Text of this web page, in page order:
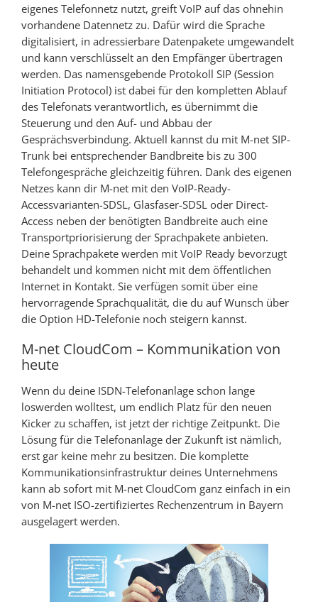
eigenes Telefonnetz nutzt, greift VoIP auf das ohnehin
vorhandene Datennetz zu. Dafür wird die Sprache
digitalisiert, in adressierbare Datenpakete umgewandelt
und kann verschlüsselt an den Empfänger übertragen
werden. Das namensgebende Protokoll SIP (Session
Initiation Protocol) ist dabei für den kompletten Ablauf
des Telefonats verantwortlich, es übernimmt die
Steuerung und den Auf- und Abbau der
Gesprächsverbindung. Aktuell kannst du mit M-net SIP-
Trunk bei entsprechender Bandbreite bis zu 300
Telefongespräche gleichzeitig führen. Dank des eigenen
Netzes kann dir M-net mit den VoIP-Ready-
Accessvarianten-SDSL, Glasfaser-SDSL oder Direct-
Access neben der benötigten Bandbreite auch eine
Transportpriorisierung der Sprachpakete anbieten.
Deine Sprachpakete werden mit VoIP Ready bevorzugt
behandelt und kommen nicht mit dem öffentlichen
Internet in Kontakt. Sie verfügen somit über eine
hervorragende Sprachqualität, die du auf Wunsch über
die Option HD-Telefonie noch steigern kannst.
M-net CloudCom – Kommunikation von
heute
Wenn du deine ISDN-Telefonanlage schon lange
loswerden wolltest, um endlich Platz für den neuen
Kicker zu schaffen, ist jetzt der richtige Zeitpunkt. Die
Lösung für die Telefonanlage der Zukunft ist nämlich,
erst gar keine mehr zu besitzen. Die komplette
Kommunikationsinfrastruktur deines Unternehmens
kann ab sofort mit M-net CloudCom ganz einfach in ein
von M-net ISO-zertifiziertes Rechenzentrum in Bayern
ausgelagert werden.